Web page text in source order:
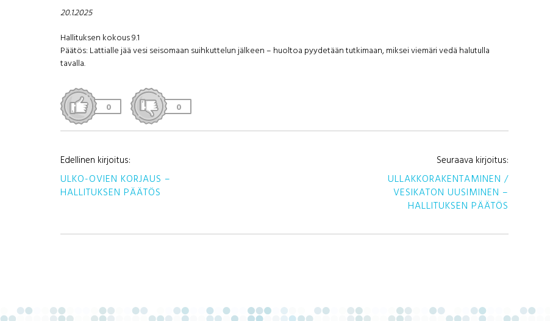
20.1.2025
Hallituksen kokous 9.1
Päätös: Lattialle jää vesi seisomaan suihkuttelun jälkeen – huoltoa pyydetään tutkimaan, miksei viemäri vedä halutulla
tavalla.
0 0
Edellinen kirjoitus:
ULKO-OVIEN KORJAUS –
HALLITUKSEN PÄÄTÖS
Seuraava kirjoitus:
ULLAKKORAKENTAMINEN /
VESIKATON UUSIMINEN –
HALLITUKSEN PÄÄTÖS